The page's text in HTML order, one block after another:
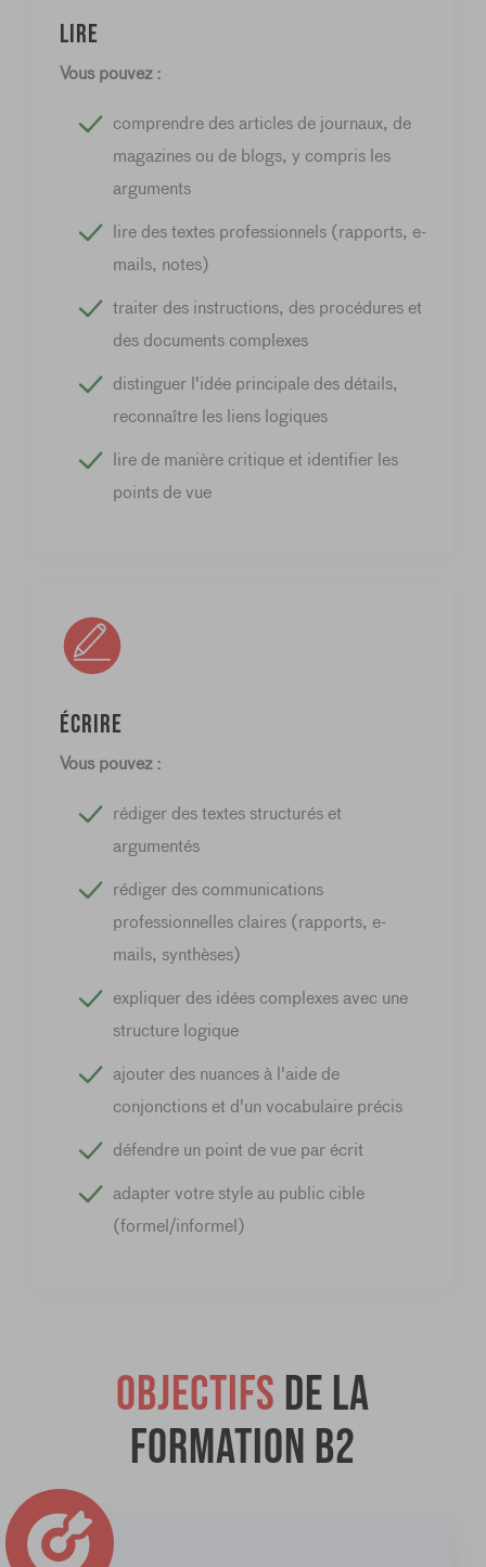
Lire
Vous pouvez :
comprendre des articles de journaux, de
magazines ou de blogs, y compris les
arguments
lire des textes professionnels (rapports, e-
mails, notes)
traiter des instructions, des procédures et
des documents complexes
distinguer l'idée principale des détails,
reconnaître les liens logiques
lire de manière critique et identifier les
points de vue
Écrire
Vous pouvez :
rédiger des textes structurés et
argumentés
rédiger des communications
professionnelles claires (rapports, e-
mails, synthèses)
expliquer des idées complexes avec une
structure logique
ajouter des nuances à l'aide de
conjonctions et d'un vocabulaire précis
défendre un point de vue par écrit
adapter votre style au public cible
(formel/informel)
Objectifs de la
formation B2